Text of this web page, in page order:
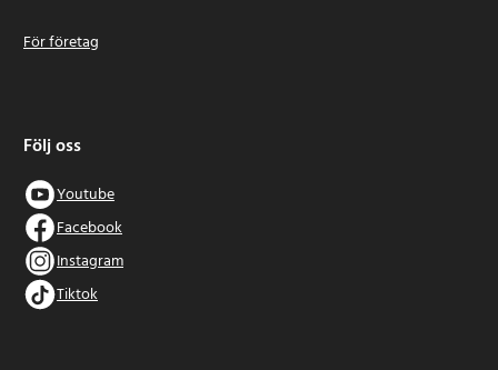
För företag
Följ oss
Youtube
Facebook
Instagram
Tiktok